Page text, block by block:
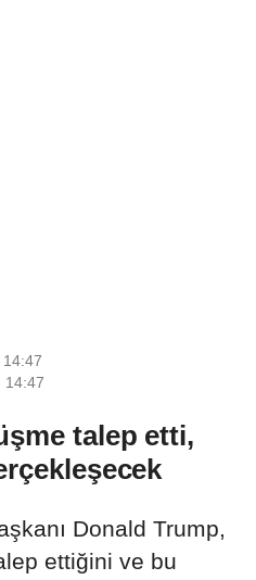
14:47
14:47
talep etti,
Donald Trump,
ettiğini ve bu